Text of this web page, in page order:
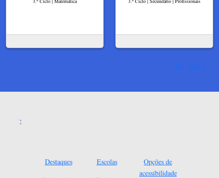
Ver mais
Destaques
Escolas
Opções de
acessibilidade